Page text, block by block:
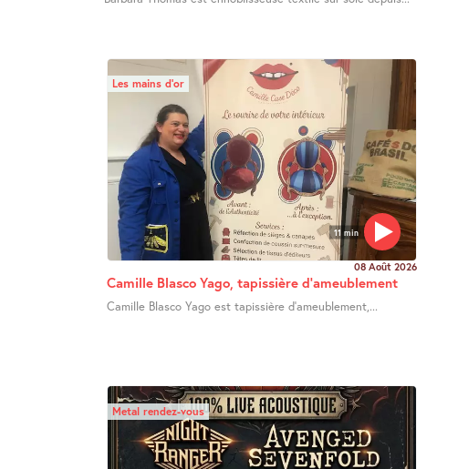
11 min
Les mains d’or
08 Août 2026
Camille Blasco Yago, tapissière d’ameublement
Camille Blasco Yago est tapissière d’ameublement,...
Metal rendez-vous